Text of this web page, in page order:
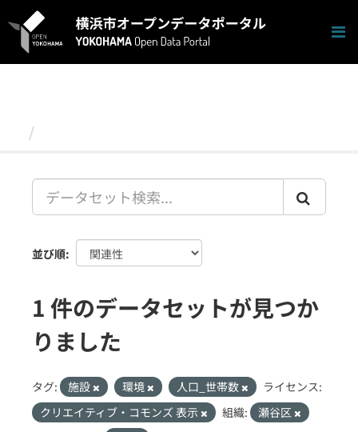
キ
並び順
1 件のデータセットが見つか
りました
タグ: 施設 環境 人口_世帯数
ライセンス:
クリエイティブ・コモンズ 表示
組織:
瀬谷区